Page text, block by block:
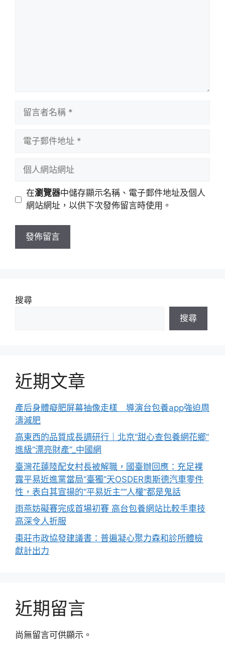
址
站
址
在瀏覽器中儲存顯示名稱、電子郵件地址及個人
網站網址，以供下次發佈留言時使用。
搜尋
搜尋
近期文章
產后身體癡肥屏幕抽像走樣 導演台包養app強迫周
濤減肥
高東西的品質成長調研行｜北京“甜心查包養網花鄉”
進級“漂亮財產”_中國網
臺灣花蓮陸配女村長被解職，國臺辦回應：充足裸
露平易近進黨當局“臺獨”天OSDER奧斯德汽車零件
性，表白其宣揚的“平易近主”“人權”都是鬼話
雨燕妨礙賽完成首場初賽 高台包養網站比較手車技
高深令人折服
棗莊市政協發建議書：普遍凝心聚力森和診所體檢
獻計出力
近期留言
尚無留言可供顯示。